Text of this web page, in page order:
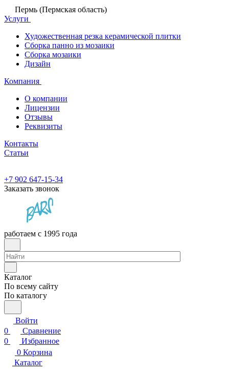
Пермь (Пермская область)
Услуги
Художественная резка керамической плитки
Сборка панно из мозаики
Сборка мозаики
Дизайн
Компания
О компании
Лицензии
Отзывы
Реквизиты
Контакты
Статьи
+7 902 647-15-34
Заказать звонок
работаем с 1995 года
Каталог
По всему сайту
По каталогу
Войти
0
Сравнение
0
Избранное
0 Корзина
Каталог